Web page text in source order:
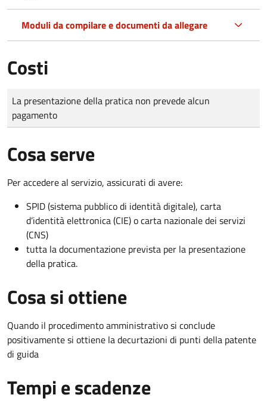
Moduli da compilare e documenti da allegare
Costi
Tipo di pagamento
Importo
La presentazione della pratica non prevede alcun
pagamento
Cosa serve
Per accedere al servizio, assicurati di avere:
SPID (sistema pubblico di identità digitale), carta
d’identità elettronica (CIE) o carta nazionale dei servizi
(CNS)
tutta la documentazione prevista per la presentazione
della pratica.
Cosa si ottiene
Quando il procedimento amministrativo si conclude
positivamente si ottiene la decurtazioni di punti della patente
di guida
Tempi e scadenze